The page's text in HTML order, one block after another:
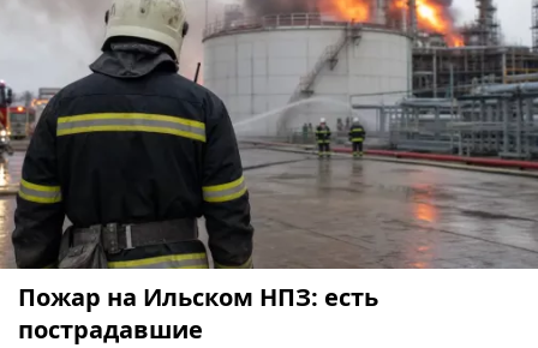
Пожар на Ильском НПЗ: есть
пострадавшие